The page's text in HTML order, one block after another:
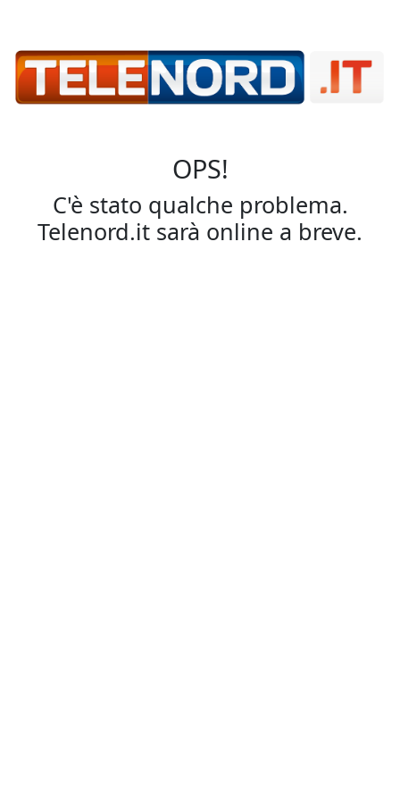
OPS!
C'è stato qualche problema.
Telenord.it sarà online a breve.